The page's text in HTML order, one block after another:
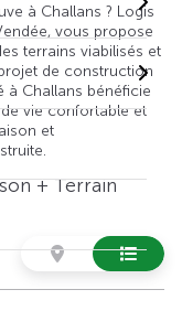
à Challans ? Logis
vous propose
terrains viabilisés et
de construction
à Challans bénéficie
vie confortable et
et
+ Terrain